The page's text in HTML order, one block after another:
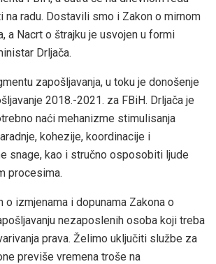
radu. Dostavili smo i Zakon o mirnom
a Nacrt o štrajku je usvojen u formi
Drljača.
zapošljavanja, u toku je donošenje
2018.-2021. za FBiH. Drljača je
naći mehanizme stimulisanja
kohezije, koordinacije i
snage, kao i stručno osposobiti ljude
procesima.
o izmjenama i dopunama Zakona o
nezaposlenih osoba koji treba
prava. Želimo uključiti službe za
previše vremena troše na